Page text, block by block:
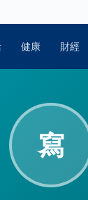
健康 財經
寫